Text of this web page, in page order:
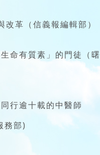
革（信義報編輯部）
命有質素」的門徒（曙
行逾十載的中醫師
務部)